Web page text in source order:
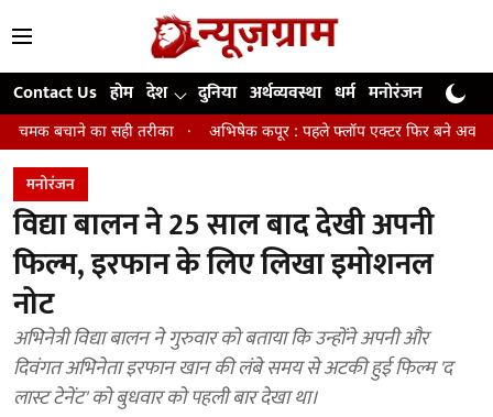
Contact Us होम देश दुनिया अर्थव्यवस्था धर्म मनोरंजन खेल
तरीका अभिषेक कपूर : पहले फ्लॉप एक्टर फिर बने अवॉर्ड विनिंग डायरेक्टर
मनोरंजन
विद्या बालन ने 25 साल बाद देखी अपनी
फिल्म, इरफान के लिए लिखा इमोशनल
नोट
अभिनेत्री विद्या बालन ने गुरुवार को बताया कि उन्होंने अपनी और
दिवंगत अभिनेता इरफान खान की लंबे समय से अटकी हुई फिल्म 'द
लास्ट टेनेंट' को बुधवार को पहली बार देखा था।